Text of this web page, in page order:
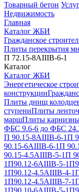
Товарный бетон
Недвижимость
Главная
Каталог ЖБИ
Гражданское
Плиты перекрытия
П 72.15-8АIIIВ-6-1
Каталог
Каталог ЖБИ
Энергетическое
конструкции
Плиты днищ
ступениПлиты
маршПлиты
ФБС 9.6-6 до ФБС
П 90.15-8АIIIВ-6-1П
90.15-6АIIIВ-6-1П
90.15-4.5АIIIВ-5-1П
1П90.12-6АIIIВ-5-1
1П90.12-4.5АIIIВ-4-1
1П90.12-4.5АIIIВ-7-1